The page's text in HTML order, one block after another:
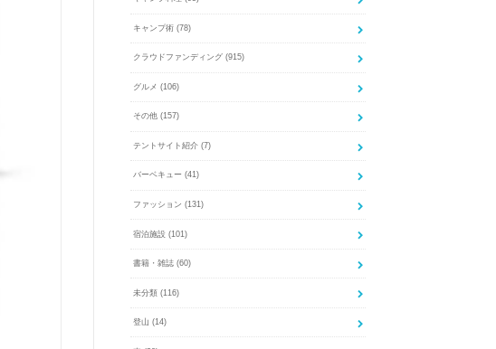
キャンプ術 (78)
クラウドファンディング (915)
グルメ (106)
その他 (157)
テントサイト紹介 (7)
バーベキュー (41)
ファッション (131)
宿泊施設 (101)
書籍・雑誌 (60)
未分類 (116)
登山 (14)